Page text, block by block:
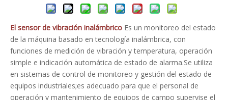
El sensor de vibración inalámbrico Es un monitoreo del estado
de la máquina basado en tecnología inalámbrica, con
funciones de medición de vibración y temperatura, operación
simple e indicación automática de estado de alarma.Se utiliza
en sistemas de control de monitoreo y gestión del estado de
equipos industriales;es adecuado para que el personal de
operación y mantenimiento de equipos de campo supervise el